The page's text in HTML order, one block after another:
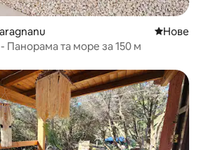
Нове
Нове
Панорама та море за 150 м